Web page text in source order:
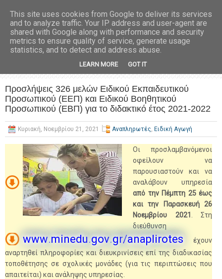
Προσλήψεις 326 μελών Ειδικού Εκπαιδευτικού
Προσωπικού (ΕΕΠ) και Ειδικού Βοηθητικού
Προσωπικού (ΕΒΠ) για το διδακτικό έτος 2021-2022
Κυριακή, Νοεμβρίου 21, 2021 Αναπληρωτές, Ειδική Αγωγή
Οι προσλαμβανόμενοι
οφείλουν να
παρουσιαστούν και να
αναλάβουν υπηρεσία
από την Πέμπτη 25 έως
και την Παρασκευή 26
Νοεμβρίου 2021
. Στη
διεύθυνση
www.minedu.gov.gr/anaplirotes έχουν
αναρτηθεί πληροφορίες και διευκρινίσεις επί της διαδικασίας
τοποθέτησης σε σχολικές μονάδες (για τις περιπτώσεις που
απαιτείται) και ανάληψης υπηρεσίας.
This site uses cookies from Google to deliver its services
and to analyze traffic. Your IP address and user-agent are
shared with Google along with performance and security
metrics to ensure quality of service, generate usage
statistics, and to detect and address abuse.
LEARN MORE GOT IT